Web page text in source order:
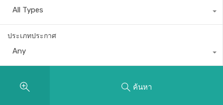
All Types
ประเภทประกาศ
Any
ค้นหา